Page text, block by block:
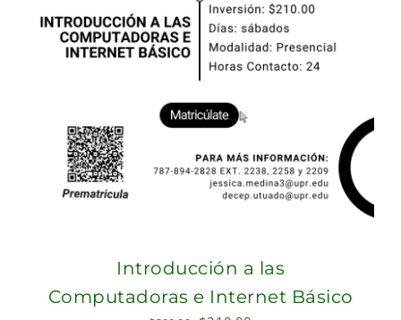
Introducción a las
Computadoras e Internet Básico